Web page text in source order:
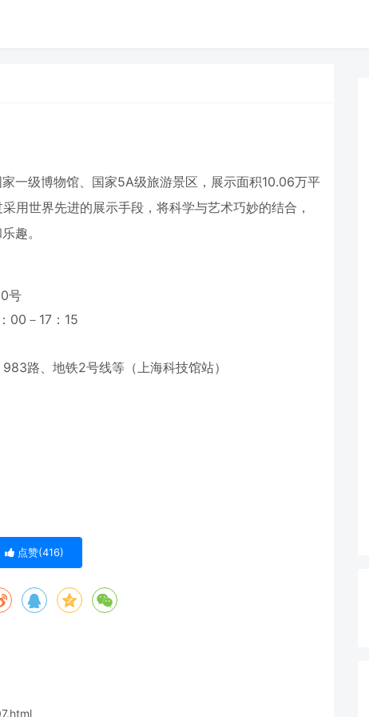
级博物馆、国家5A级旅游景区，展示面积10.06万平
用世界先进的展示手段，将科学与艺术巧妙的结合，
趣。
号
00－17：15
路、地铁2号线等（上海科技馆站）
点赞(416)